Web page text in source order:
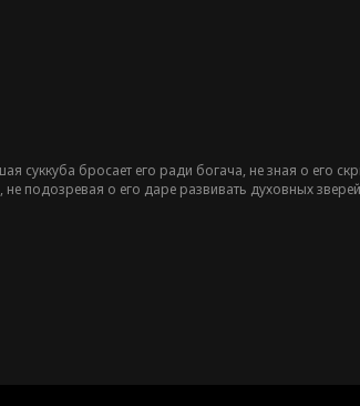
суккуба бросает его ради богача, не зная о его
подозревая о его даре развивать духовных